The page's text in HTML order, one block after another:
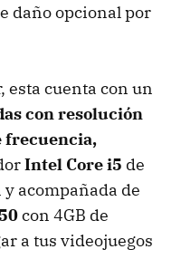
daño opcional por
esta cuenta con un
con resolución
frecuencia,
Intel Core i5 de
acompañada de
con 4GB de
a tus videojuegos